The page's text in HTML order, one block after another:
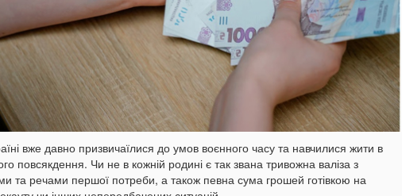
вже давно призвичаїлися до умов воєнного часу та навчилися жити в
повсякдення. Чи не в кожній родині є так звана тривожна валіза з
та речами першої потреби, а також певна сума грошей готівкою на